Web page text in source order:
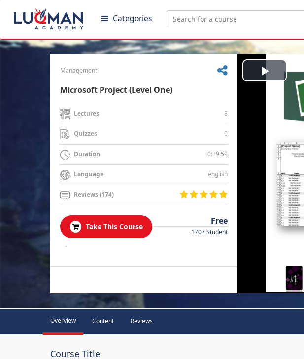
Categories
Management
Microsoft Project (Level One)
Lectures 8
Quizzes 0
Duration 0:39:59
Language english
Reviews (174)
Take This Course
Free
1707 Student
.
Play
Video
Overview Content Reviews
Course Title